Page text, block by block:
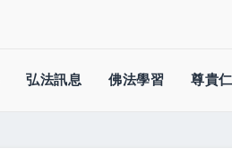
弘法訊息 佛法學習 尊貴